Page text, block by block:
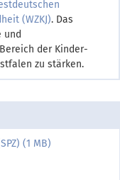
(WZKJ). Das
und
der Kinder-
zu stärken.
(1 MB)